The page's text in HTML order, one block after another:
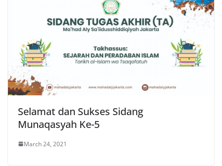
Selamat dan Sukses Sidang
Munaqasyah Ke-5
March 24, 2021